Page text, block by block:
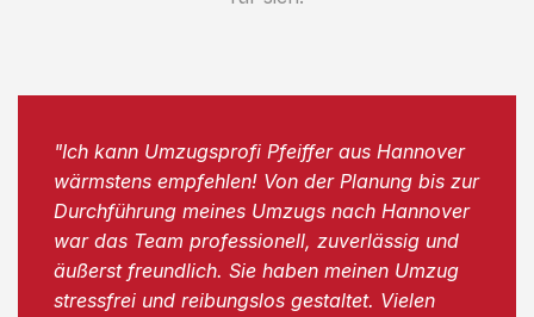
"Ich kann Umzugsprofi Pfeiffer aus Hannover
wärmstens empfehlen! Von der Planung bis zur
Durchführung meines Umzugs nach Hannover
war das Team professionell, zuverlässig und
äußerst freundlich. Sie haben meinen Umzug
stressfrei und reibungslos gestaltet. Vielen